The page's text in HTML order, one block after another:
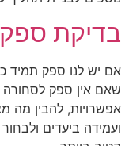
בדיקת
אם יש לנו ספק תמיד
שאם אין ספק לסחורה
אפשרויות, להבין מה
ועמידה ביעדים